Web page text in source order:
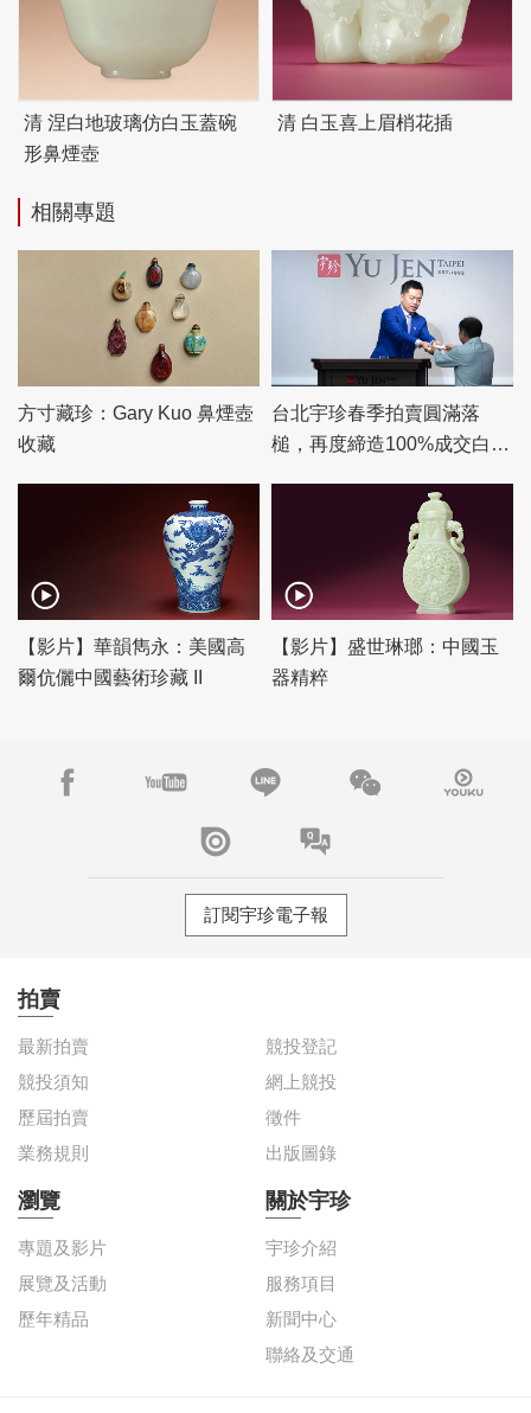
清 涅白地玻璃仿白玉蓋碗
形鼻煙壺
清 白玉喜上眉梢花插
相關專題
方寸藏珍：Gary Kuo 鼻煙壺
收藏
台北宇珍春季拍賣圓滿落
槌，再度締造100%成交白手
【影片】華韻雋永：美國高
爾伉儷中國藝術珍藏 II
【影片】盛世琳瑯：中國玉
器精粹
訂閱宇珍電子報
拍賣
最新拍賣
競投登記
競投須知
網上競投
歷屆拍賣
徵件
業務規則
出版圖錄
瀏覽
專題及影片
展覽及活動
歷年精品
關於宇珍
宇珍介紹
服務項目
新聞中心
聯絡及交通